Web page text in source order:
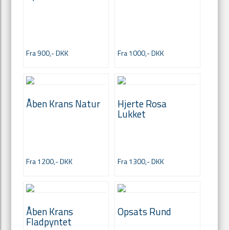
Fra 900,- DKK Fra 1000,- DKK
Åben Krans Natur
Fra 1200,- DKK
Hjerte Rosa
Lukket
Fra 1300,- DKK
Åben Krans
Fladpyntet
Opsats Rund